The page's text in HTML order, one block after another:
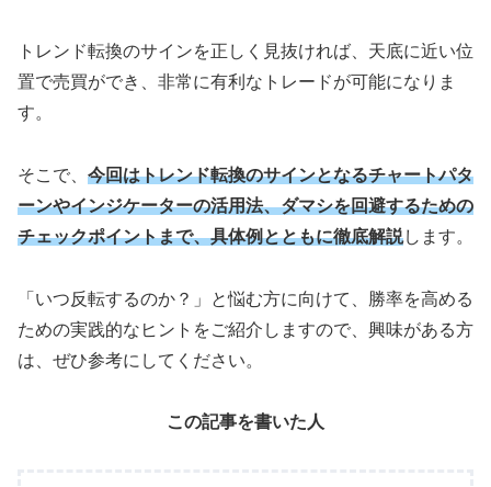
トレンド転換のサインを正しく見抜ければ、天底に近い位
置で売買ができ、非常に有利なトレードが可能になりま
す。
そこで、 今回はトレンド転換のサインとなるチャートパタ
ーンやインジケーターの活用法、ダマシを回避するための
チェックポイントまで、具体例とともに徹底解説します。
「いつ反転するのか？」と悩む方に向けて、勝率を高める
ための実践的なヒントをご紹介しますので、興味がある方
は、ぜひ参考にしてください。
この記事を書いた人